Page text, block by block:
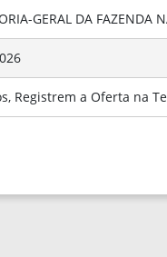
GERAL DA FAZENDA
Registrem a Oferta na